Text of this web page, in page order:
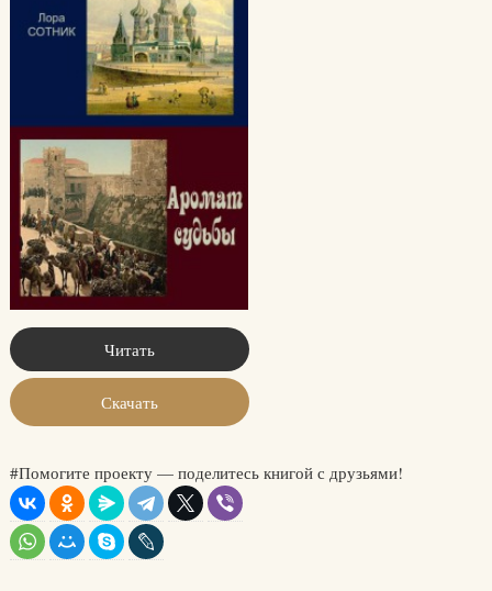
Читать
Скачать
#Помогите проекту — поделитесь книгой с друзьями!